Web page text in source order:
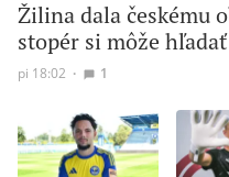
Žilina dala českému
stopér si môže
pi 18:02 ∙ 1